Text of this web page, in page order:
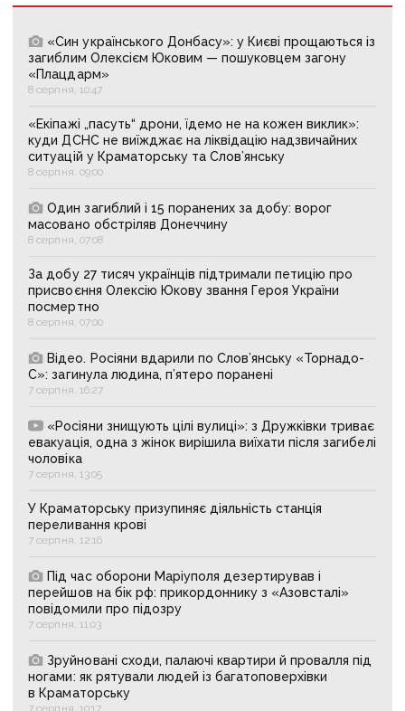
«Син українського Донбасу»: у Києві прощаються із
загиблим Олексієм Юковим — пошуковцем загону
«Плацдарм»
8 серпня, 10:47
«Екіпажі „пасуть“ дрони, їдемо не на кожен виклик»:
куди ДСНС не виїжджає на ліквідацію надзвичайних
ситуацій у Краматорську та Слов’янську
8 серпня, 09:00
Один загиблий і 15 поранених за добу: ворог
масовано обстріляв Донеччину
8 серпня, 07:08
За добу 27 тисяч українців підтримали петицію про
присвоєння Олексію Юкову звання Героя України
посмертно
8 серпня, 07:00
Відео. Росіяни вдарили по Слов’янську «Торнадо-
С»: загинула людина, п’ятеро поранені
7 серпня, 16:27
«Росіяни знищують цілі вулиці»: з Дружківки триває
евакуація, одна з жінок вирішила виїхати після загибелі
чоловіка
7 серпня, 13:05
У Краматорську призупиняє діяльність станція
переливання крові
7 серпня, 12:16
Під час оборони Маріуполя дезертирував і
перейшов на бік рф: прикордоннику з «Азовсталі»
повідомили про підозру
7 серпня, 11:03
Зруйновані сходи, палаючі квартири й провалля під
ногами: як рятували людей із багатоповерхівки
в Краматорську
7 серпня, 10:17